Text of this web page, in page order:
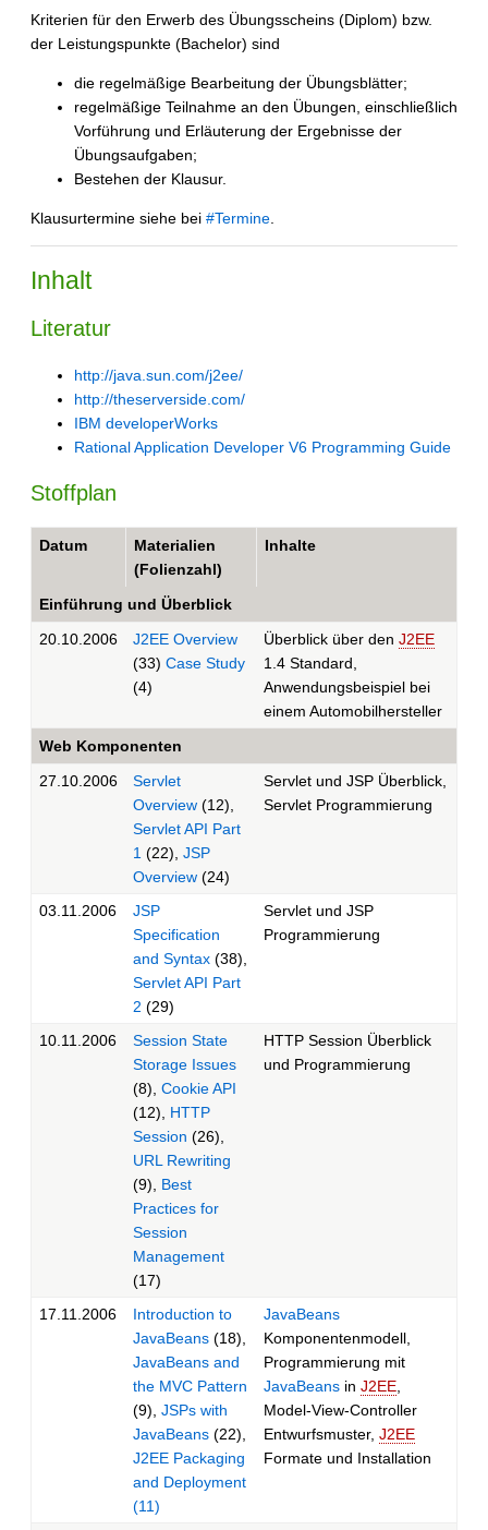
Kriterien für den Erwerb des Übungsscheins (Diplom) bzw.
der Leistungspunkte (Bachelor) sind
die regelmäßige Bearbeitung der Übungsblätter;
regelmäßige Teilnahme an den Übungen, einschließlich
Vorführung und Erläuterung der Ergebnisse der
Übungsaufgaben;
Bestehen der Klausur.
Klausurtermine siehe bei #Termine
Inhalt
Literatur
http://java.sun.com/j2ee/
http://theserverside.com/
IBM developerWorks
Rational Application Developer V6 Programming Guide
Stoffplan
Datum
Materialien
(Folienzahl)
Inhalte
Einführung und Überblick
20.10.2006
J2EE Overview
(33) Case Study
(4)
Überblick über den J2EE
1.4 Standard,
Anwendungsbeispiel bei
einem Automobilhersteller
Web Komponenten
27.10.2006
Servlet
Overview (12),
Servlet API Part
1 (22), JSP
Overview (24)
Servlet und JSP Überblick,
Servlet Programmierung
03.11.2006
JSP
Specification
and Syntax (38),
Servlet API Part
2 (29)
Servlet und JSP
Programmierung
10.11.2006
Session State
Storage Issues
(8), Cookie API
(12), HTTP
Session (26),
URL Rewriting
(9), Best
Practices for
Session
Management
(17)
HTTP Session Überblick
und Programmierung
17.11.2006
Introduction to
JavaBeans (18),
JavaBeans and
the MVC Pattern
(9), JSPs with
JavaBeans (22),
J2EE Packaging
and Deployment
(11)
JavaBeans
Komponentenmodell,
Programmierung mit
JavaBeans in J2EE,
Model-View-Controller
Entwurfsmuster, J2EE
Formate und Installation